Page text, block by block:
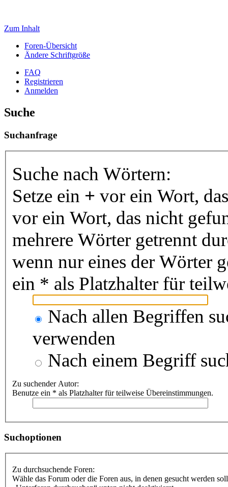
Zum Inhalt
Foren-Übersicht
Ändere Schriftgröße
FAQ
Registrieren
Anmelden
Suche
Suchanfrage
Suche nach Wörtern:
Setze ein + vor ein Wort,
vor ein Wort, das nicht
mehrere Wörter getrennt
wenn nur eines der Wörter
ein * als Platzhalter für
Nach allen Begriffen
verwenden
Nach einem Begriff
Zu suchender Autor:
Benutze ein * als Platzhalter für teilweise Übereinstimmungen.
Suchoptionen
Zu durchsuchende Foren:
Wähle das Forum oder die Foren aus, in denen gesucht werden